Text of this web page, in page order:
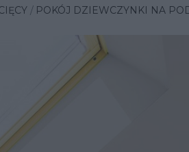
POKÓJ DZIEWCZYNKI NA